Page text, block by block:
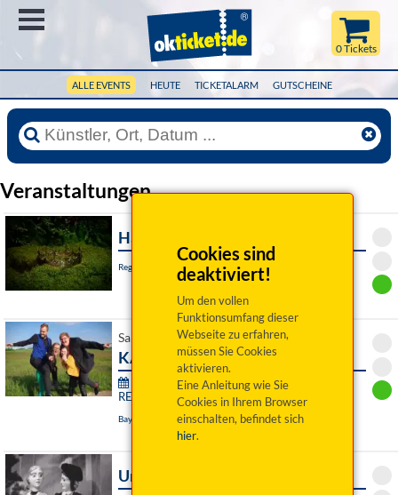
ALLE EVENTS HEUTE TICKETALARM GUTSCHEINE
0 Tickets
Cookies sind
deaktiviert!
Um den vollen
Funktionsumfang dieser
Webseite zu erfahren,
müssen Sie Cookies
aktivieren.
Eine Anleitung wie Sie
Cookies in Ihrem Browser
einschalten, befindet sich
hier.
Veranstaltungen
Hamlet
Regensburg, Akademietheater
Sa 08. August 2026 19:00 Uhr
KARMA
76. Festival junger Künstler Bayreuth -
RE:SONANZ:
Bayreuth, Das Zentrum
Undine